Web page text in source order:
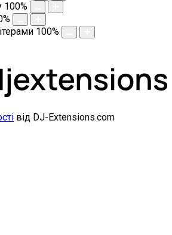
100%
%
100%
від DJ-Extensions.com